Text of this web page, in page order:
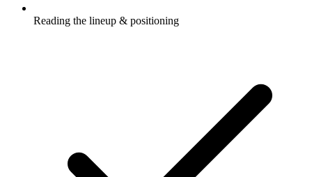
Reading the lineup & positioning